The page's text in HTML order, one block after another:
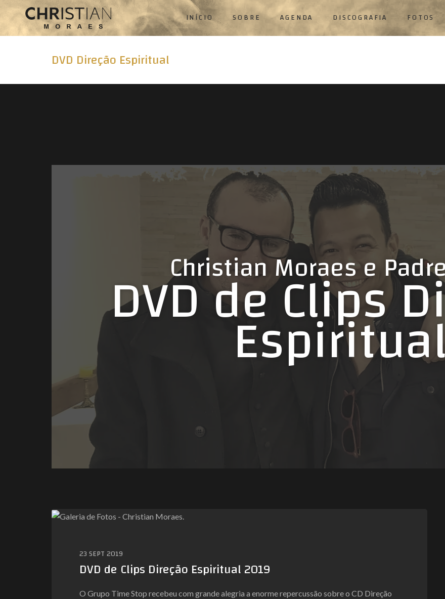
INÍCIO SOBRE AGENDA DISCOGRAFIA FOTOS
DVD Direção Espiritual
Christian Moraes e
DVD de Clips
23 SEPT 2019
DVD de Clips Direção Espiritual 2019
O Grupo Time Stop recebeu com grande alegria a enorme repercussão sobre o CD Direção